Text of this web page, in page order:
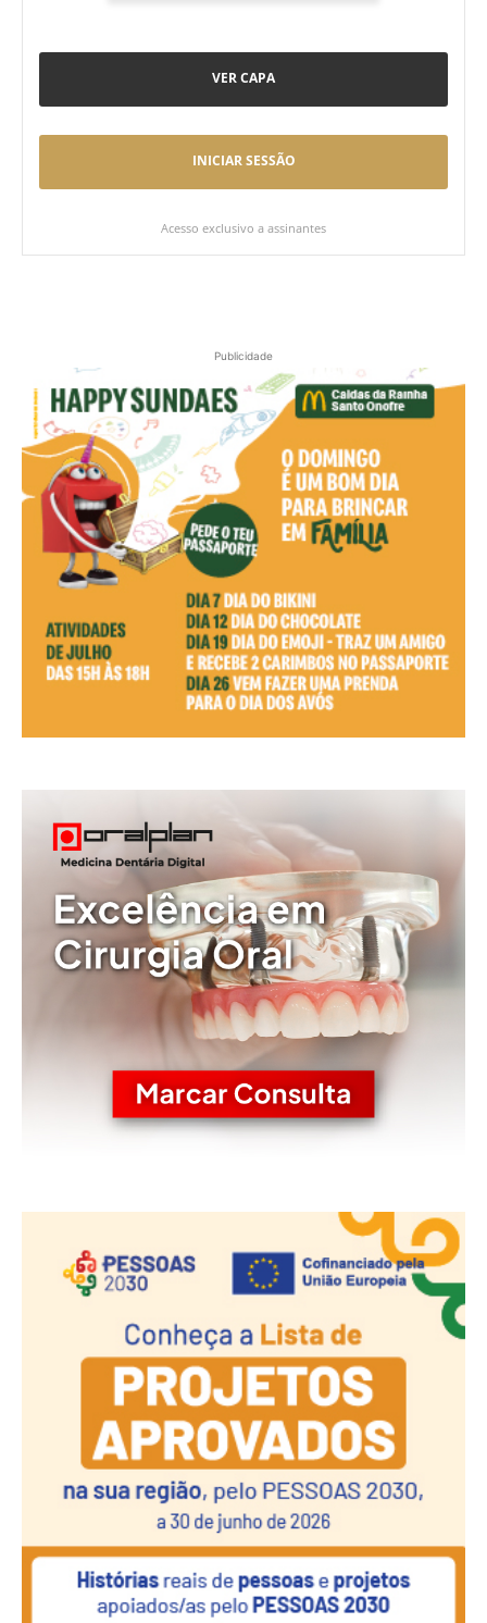
VER CAPA
INICIAR SESSÃO
Acesso exclusivo a assinantes
Publicidade